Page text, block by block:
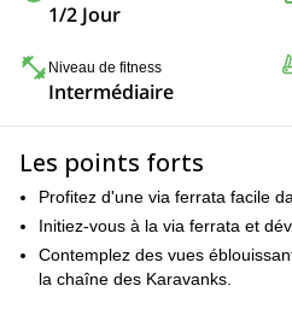
1/2 Jour
Niveau de fitness
Intermédiaire
Les points forts
Profitez d'une via ferrata facile
Initiez-vous à la via ferrata et
Contemplez des vues
la chaîne des Karavanks.